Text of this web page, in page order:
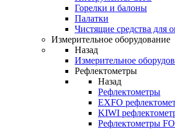
Горелки и балоны
Палатки
Чистящие средства для
Измерительное оборудование
Назад
Измерительное
Рефлектометры
Назад
Рефлектометры
EXFO
KIWI
Рефлектометры